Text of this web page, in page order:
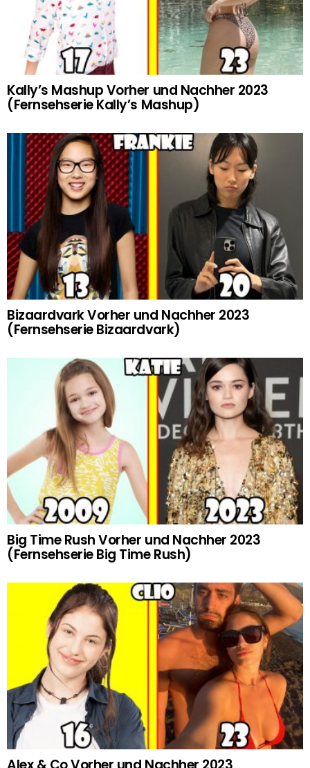
Kally’s Mashup Vorher und Nachher 2023
(Fernsehserie Kally’s Mashup)
Bizaardvark Vorher und Nachher 2023
(Fernsehserie Bizaardvark)
Big Time Rush Vorher und Nachher 2023
(Fernsehserie Big Time Rush)